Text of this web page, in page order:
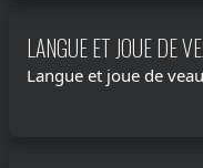
LANGUE ET JOUE DE
Langue et joue de